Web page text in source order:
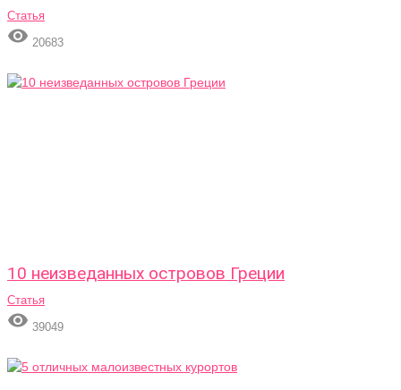
Статья
 20683
10 неизведанных островов Греции
Статья
 39049